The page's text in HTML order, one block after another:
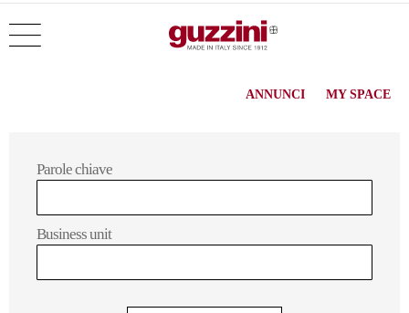
ANNUNCI MY SPACE
Parole chiave
Business unit